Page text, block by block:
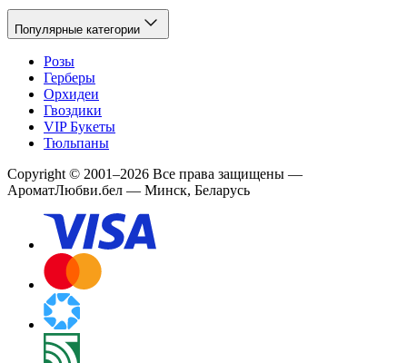
Популярные категории
Розы
Герберы
Орхидеи
Гвоздики
VIP Букеты
Тюльпаны
Copyright © 2001–2026 Все права защищены —
АроматЛюбви.бел — Минск, Беларусь